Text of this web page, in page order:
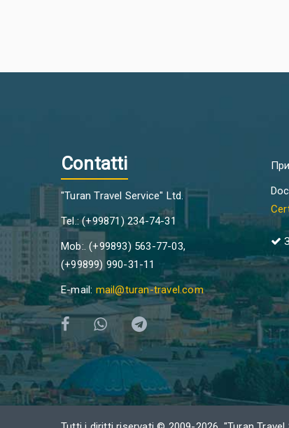
Contatti
"Turan Travel Service" Ltd.
Tel.: (+99871) 234-74-31
Mob:. (+99893) 563-77-03,
(+99899) 990-31-11
E-mail: mail@turan-travel.com